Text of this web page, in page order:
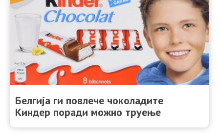
Белгија ги повлече чоколадите
Киндер поради можно труење